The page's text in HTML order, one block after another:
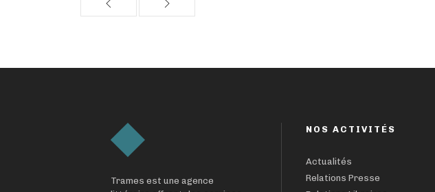
Trames est une agence
NOS ACTIVITÉS
Actualités
Relations Presse